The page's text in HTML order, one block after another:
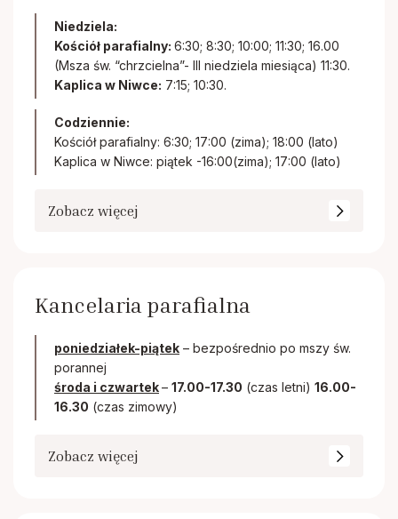
Niedziela:
Kościół parafialny: 6:30; 8:30; 10:00; 11:30; 16.00
(Msza św. “chrzcielna”- III niedziela miesiąca) 11:30.
Kaplica w Niwce: 7:15; 10:30.
Codziennie:
Kościół parafialny: 6:30; 17:00 (zima); 18:00 (lato)
Kaplica w Niwce: piątek -16:00(zima); 17:00 (lato)
Zobacz więcej
Kancelaria parafialna
poniedziałek-piątek – bezpośrednio po mszy św.
porannej
środa i czwartek– 17.00-17.30 (czas letni) 16.00-
16.30 (czas zimowy)
Zobacz więcej